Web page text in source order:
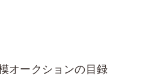
オークションの目録